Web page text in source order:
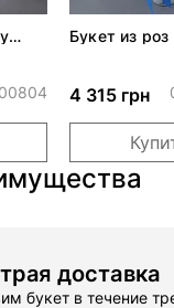
Букет из роз
4 315 грн
доставка
букет в течение